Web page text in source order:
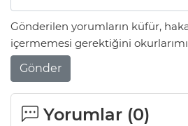
Gönderilen yorumların küfür,
içermemesi gerektiğini
Gönder
Yorumlar (0)